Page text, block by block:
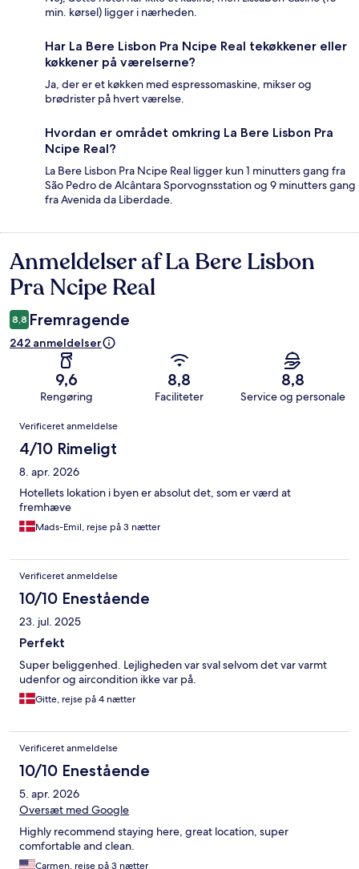
min. kørsel) ligger i nærheden.
Har La Bere Lisbon Pra Ncipe Real tekøkkener eller
køkkener på værelserne?
Ja, der er et køkken med espressomaskine, mikser og
brødrister på hvert værelse.
Hvordan er området omkring La Bere Lisbon Pra
Ncipe Real?
La Bere Lisbon Pra Ncipe Real ligger kun 1 minutters gang fra
São Pedro de Alcântara Sporvognsstation og 9 minutters gang
fra Avenida da Liberdade.
Anmeldelser
Anmeldelser af La Bere Lisbon
Pra Ncipe Real
8,8 Fremragende
242 anmeldelser
9,6
Rengøring
8,8
Faciliteter
8,8
Service og personale
Anmeldelser
Verificeret anmeldelse
4/10 Rimeligt
8. apr. 2026
Hotellets lokation i byen er absolut det, som er værd at
fremhæve
Mads-Emil, rejse på 3 nætter
Verificeret anmeldelse
10/10 Enestående
23. jul. 2025
Perfekt
Super beliggenhed. Lejligheden var sval selvom det var varmt
udenfor og aircondition ikke var på.
Gitte, rejse på 4 nætter
Verificeret anmeldelse
10/10 Enestående
5. apr. 2026
Oversæt med Google
Highly recommend staying here, great location, super
comfortable and clean.
Carmen, rejse på 3 nætter